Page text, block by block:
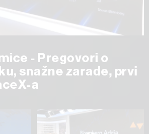
- Pregovori o
snažne zarade, prvi
a